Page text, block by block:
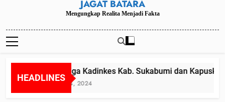
JAGAT BATARA
Mengungkap Realita Menjadi Fakta
HEADLINES
Diduga Kadinkes Kab. Sukabumi dan
Juli 24, 2024